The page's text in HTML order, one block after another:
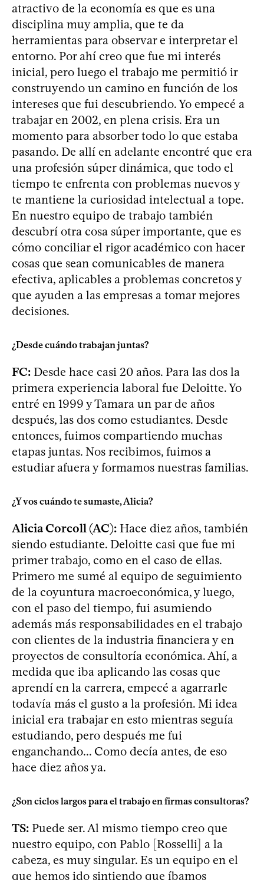
atractivo de la economía es que es una
disciplina muy amplia, que te da
herramientas para observar e interpretar el
entorno. Por ahí creo que fue mi interés
inicial, pero luego el trabajo me permitió ir
construyendo un camino en función de los
intereses que fui descubriendo. Yo empecé a
trabajar en 2002, en plena crisis. Era un
momento para absorber todo lo que estaba
pasando. De allí en adelante encontré que era
una profesión súper dinámica, que todo el
tiempo te enfrenta con problemas nuevos y
te mantiene la curiosidad intelectual a tope.
En nuestro equipo de trabajo también
descubrí otra cosa súper importante, que es
cómo conciliar el rigor académico con hacer
cosas que sean comunicables de manera
efectiva, aplicables a problemas concretos y
que ayuden a las empresas a tomar mejores
decisiones.
¿Desde cuándo trabajan juntas?
FC: Desde hace casi 20 años. Para las dos la
primera experiencia laboral fue Deloitte. Yo
entré en 1999 y Tamara un par de años
después, las dos como estudiantes. Desde
entonces, fuimos compartiendo muchas
etapas juntas. Nos recibimos, fuimos a
estudiar afuera y formamos nuestras familias.
¿Y vos cuándo te sumaste, Alicia?
Alicia Corcoll (AC): Hace diez años, también
siendo estudiante. Deloitte casi que fue mi
primer trabajo, como en el caso de ellas.
Primero me sumé al equipo de seguimiento
de la coyuntura macroeconómica, y luego,
con el paso del tiempo, fui asumiendo
además más responsabilidades en el trabajo
con clientes de la industria financiera y en
proyectos de consultoría económica. Ahí, a
medida que iba aplicando las cosas que
aprendí en la carrera, empecé a agarrarle
todavía más el gusto a la profesión. Mi idea
inicial era trabajar en esto mientras seguía
estudiando, pero después me fui
enganchando... Como decía antes, de eso
hace diez años ya.
¿Son ciclos largos para el trabajo en firmas consultoras?
TS: Puede ser. Al mismo tiempo creo que
nuestro equipo, con Pablo [Rosselli] a la
cabeza, es muy singular. Es un equipo en el
que hemos ido sintiendo que íbamos